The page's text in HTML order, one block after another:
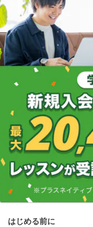
はじめる前に